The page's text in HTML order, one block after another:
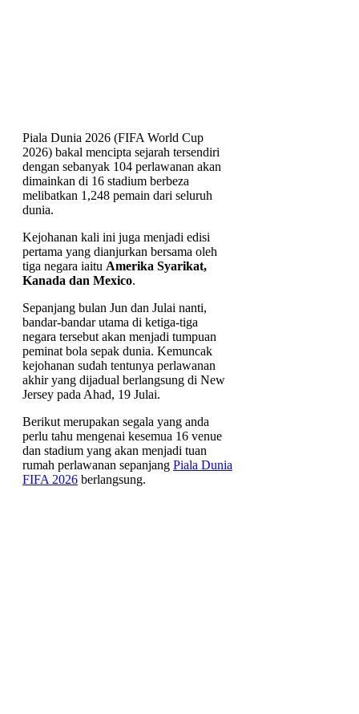
Piala Dunia 2026 (FIFA World Cup
2026) bakal mencipta sejarah tersendiri
dengan sebanyak 104 perlawanan akan
dimainkan di 16 stadium berbeza
melibatkan 1,248 pemain dari seluruh
dunia.
Kejohanan kali ini juga menjadi edisi
pertama yang dianjurkan bersama oleh
tiga negara iaitu Amerika Syarikat,
Kanada dan Mexico.
Sepanjang bulan Jun dan Julai nanti,
bandar-bandar utama di ketiga-tiga
negara tersebut akan menjadi tumpuan
peminat bola sepak dunia. Kemuncak
kejohanan sudah tentunya perlawanan
akhir yang dijadual berlangsung di New
Jersey pada Ahad, 19 Julai.
Berikut merupakan segala yang anda
perlu tahu mengenai kesemua 16 venue
dan stadium yang akan menjadi tuan
rumah perlawanan sepanjang Piala Dunia
FIFA 2026 berlangsung.